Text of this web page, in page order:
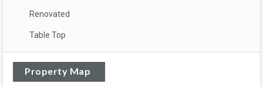
Renovated
Table Top
Property Map